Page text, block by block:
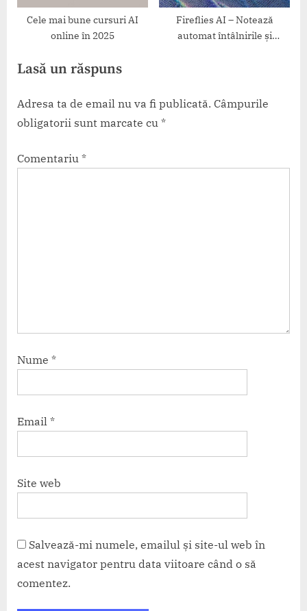
Cele mai bune cursuri AI
online în 2025
Fireflies AI – Notează
automat întâlnirile și
Lasă un răspuns
Adresa ta de email nu va fi publicată. Câmpurile
obligatorii sunt marcate cu *
Comentariu *
Nume *
Email *
Site web
Salvează-mi numele, emailul și site-ul web în
acest navigator pentru data viitoare când o să
comentez.